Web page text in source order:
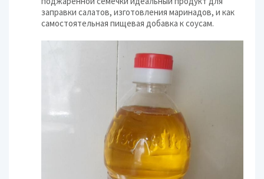
заправки салатов, изготовления маринадов, и как
самостоятельная пищевая добавка к соусам.